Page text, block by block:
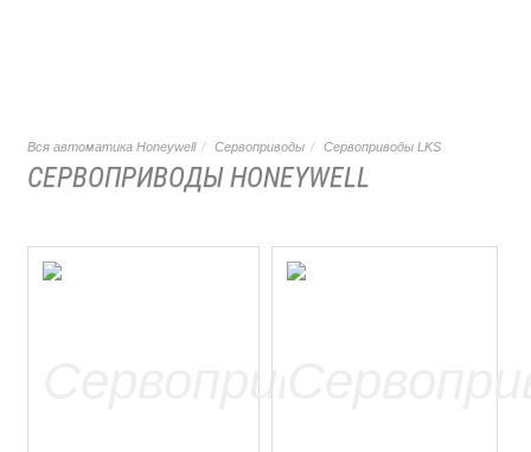
Вся автоматика Honeywell Сервоприводы Сервоприводы LKS
СЕРВОПРИВОДЫ HONEYWELL